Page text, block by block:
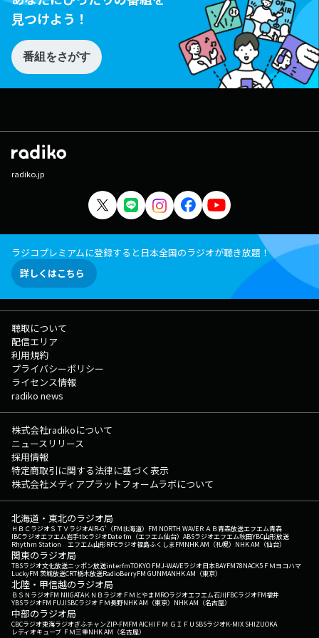
見つけよう！
番組をさがす
radiko.jp
ラジコプレミアムに登録すると日本全国のラジオが聴き放題！
詳しくはこちら
聴取について
配信エリア
利用規約
プライバシーポリシー
ライセンス情報
radiko news
株式会社radikoについて
ニュースリリース
採用情報
特定商取引に関する法律に基づく表示
株式会社メディアプラットフォームラボについて
北海道・東北のラジオ局
ＨＢＣラジオＳＴＶラジオAIR-G'（FM北海道） FM NORTH WAVEＲＡＢ青森放送エフエム青森
IBCラジオエフエム岩手tbcラジオDate fm（エフエム仙台） ABSラジオエフエム秋田YBC山形放送
Rhythm Station エフエム山形RFCラジオ福島ふくしまFMNHK AM（札幌） NHK AM（仙台）
関東のラジオ局
TBSラジオ文化放送ニッポン放送interfmTOKYO FMJ-WAVEラジオ日本BAYFM78NACK5 ＦＭヨコハマ
LuckyFM 茨城放送CRT栃木放送RadioBerryFM GUNMANHK AM（東京）
北陸・甲信越のラジオ局
ＢＳＮラジオFM NIIGATAＫＮＢラジオ ＦＭとやまMROラジオエフエム石川FBCラジオFM福井
YBSラジオFM FUJISBCラジオ ＦＭ長野NHK AM（東京） NHK AM（名古屋）
中部のラジオ局
CBCラジオ東海ラジオぎふチャンZIP-FMFM AICHI ＦＭ ＧＩＦＵ SBSラジオK-MIX SHIZUOKA
レディオキューブ ＦＭ三重NHK AM（名古屋）